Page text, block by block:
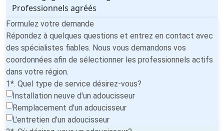
Professionnels agréés
Formulez votre demande
Répondez à quelques questions et entrez en contact avec
des spécialistes fiables. Nous vous demandons vos
coordonnées afin de sélectionner les professionnels actifs
dans votre région.
1*. Quel type de service désirez-vous?
Installation neuve d'un adoucisseur
Remplacement d'un adoucisseur
L'entretien d'un adoucisseur